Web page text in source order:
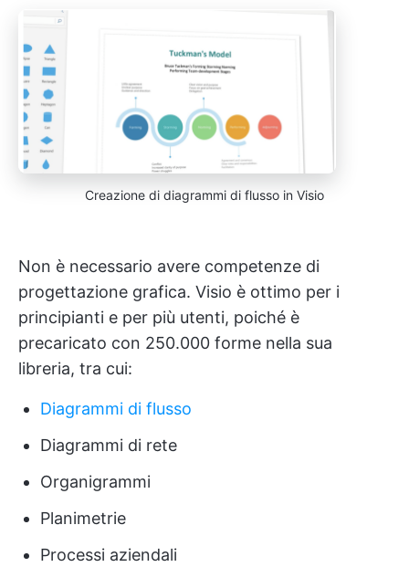
Creazione di diagrammi di flusso in Visio
Non è necessario avere competenze di
progettazione grafica. Visio è ottimo per i
principianti e per più utenti, poiché è
precaricato con 250.000 forme nella sua
libreria, tra cui:
Diagrammi di flusso
Diagrammi di rete
Organigrammi
Planimetrie
Processi aziendali